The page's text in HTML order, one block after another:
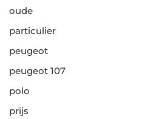
oude
particulier
peugeot
peugeot 107
polo
prijs